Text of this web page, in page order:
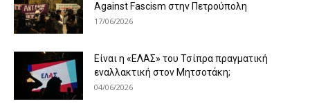
Against Fascism στην Πετρούπολη
17/06/2026
Είναι η «ΕΛΑΣ» του Τσίπρα πραγματική
εναλλακτική στον Μητσοτάκη;
04/06/2026